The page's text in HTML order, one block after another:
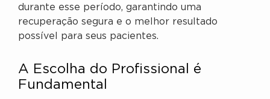
durante esse período, garantindo uma
recuperação segura e o melhor resultado
possível para seus pacientes.
A Escolha do Profissional é
Fundamental